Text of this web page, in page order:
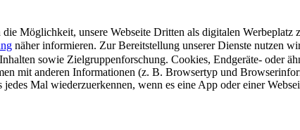
Möglichkeit, unsere Webseite Dritten als digitalen Werbeplatz
näher informieren. Zur Bereitstellung unserer Dienste nutzen
sowie Zielgruppenforschung. Cookies, Endgeräte- oder
mit anderen Informationen (z. B. Browsertyp und
Mal wiederzuerkennen, wenn es eine App oder einer